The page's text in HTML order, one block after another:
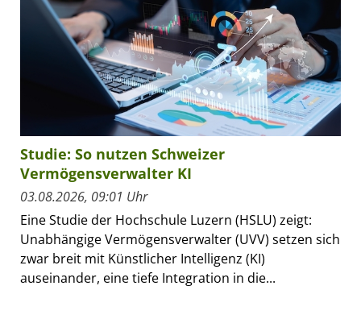
Studie: So nutzen Schweizer
Vermögensverwalter KI
03.08.2026, 09:01 Uhr
Eine Studie der Hochschule Luzern (HSLU) zeigt:
Unabhängige Vermögensverwalter (UVV) setzen sich
zwar breit mit Künstlicher Intelligenz (KI)
auseinander, eine tiefe Integration in die...